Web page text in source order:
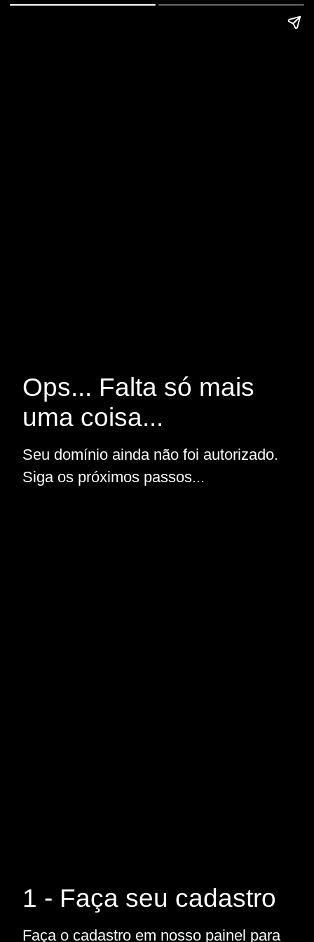
Ops... Falta só mais
uma coisa...
Seu domínio ainda não foi autorizado.
Siga os próximos passos...
1 - Faça seu cadastro
Faça o cadastro em nosso painel para